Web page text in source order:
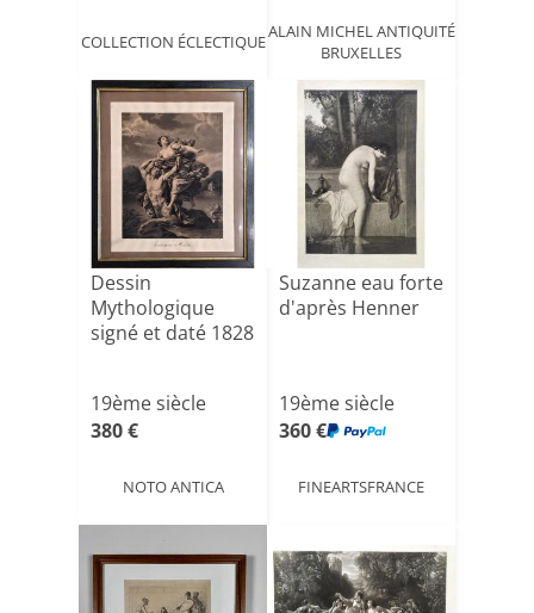
COLLECTION ÉCLECTIQUEALAIN MICHEL ANTIQUITÉ
BRUXELLES
Dessin
Mythologique
signé et daté 1828
19ème siècle
380 €
NOTO ANTICA
Suzanne eau forte
d'après Henner
19ème siècle
360 €
FINEARTSFRANCE